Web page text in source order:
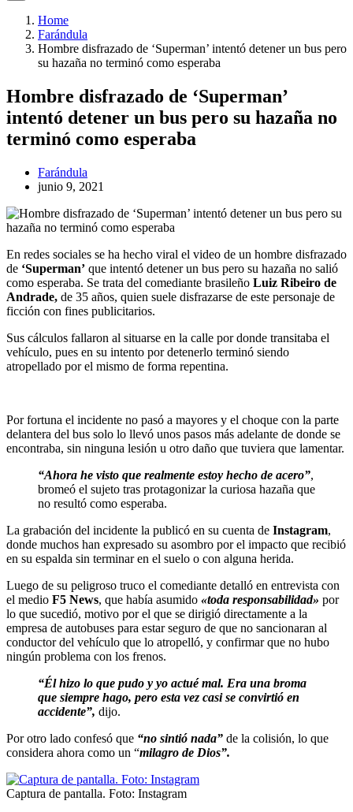
Home
Farándula
Hombre disfrazado de ‘Superman’ intentó detener un bus pero
su hazaña no terminó como esperaba
Hombre disfrazado de ‘Superman’
intentó detener un bus pero su hazaña no
terminó como esperaba
Farándula
junio 9, 2021
En redes sociales se ha hecho viral el video de un hombre disfrazado
de ‘Superman’ que intentó detener un bus pero su hazaña no salió
como esperaba. Se trata del comediante brasileño Luiz Ribeiro de
Andrade, de 35 años, quien suele disfrazarse de este personaje de
ficción con fines publicitarios.
Sus cálculos fallaron al situarse en la calle por donde transitaba el
vehículo, pues en su intento por detenerlo terminó siendo
atropellado por el mismo de forma repentina.
Por fortuna el incidente no pasó a mayores y el choque con la parte
delantera del bus solo lo llevó unos pasos más adelante de donde se
encontraba, sin ninguna lesión u otro daño que tuviera que lamentar.
“Ahora he visto que realmente estoy hecho de acero”,
bromeó el sujeto tras protagonizar la curiosa hazaña que
no resultó como esperaba.
La grabación del incidente la publicó en su cuenta de Instagram,
donde muchos han expresado su asombro por el impacto que recibió
en su espalda sin terminar en el suelo o con alguna herida.
Luego de su peligroso truco el comediante detalló en entrevista con
el medio F5 News, que había asumido «toda responsabilidad» por
lo que sucedió, motivo por el que se dirigió directamente a la
empresa de autobuses para estar seguro de que no sancionaran al
conductor del vehículo que lo atropelló, y confirmar que no hubo
ningún problema con los frenos.
“Él hizo lo que pudo y yo actué mal. Era una broma
que siempre hago, pero esta vez casi se convirtió en
accidente”, dijo.
Por otro lado confesó que “no sintió nada” de la colisión, lo que
considera ahora como un “milagro de Dios”.
Captura de pantalla. Foto: Instagram